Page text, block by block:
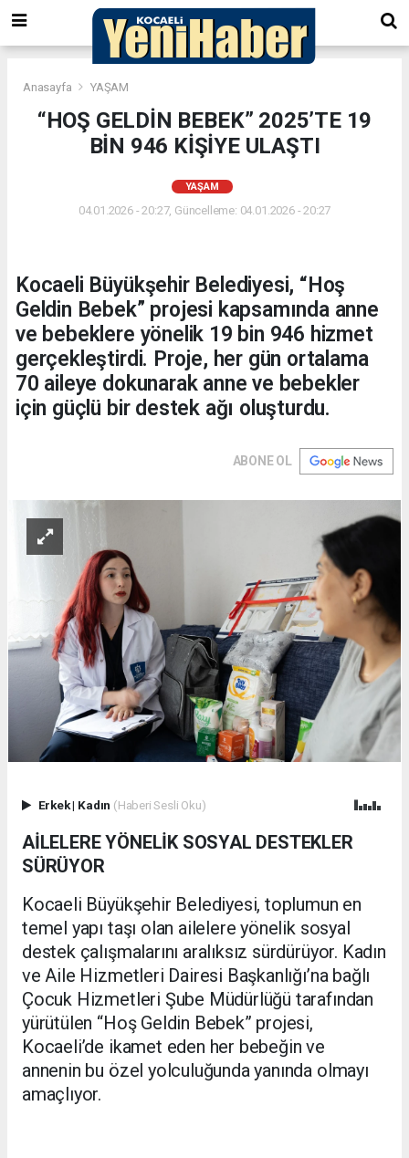
Anasayfa YAŞAM
“HOŞ GELDİN BEBEK” 2025’TE 19
BİN 946 KİŞİYE ULAŞTI
YAŞAM
04.01.2026 - 20:27, Güncelleme: 04.01.2026 - 20:27
Kocaeli Büyükşehir Belediyesi, “Hoş
Geldin Bebek” projesi kapsamında anne
ve bebeklere yönelik 19 bin 946 hizmet
gerçekleştirdi. Proje, her gün ortalama
70 aileye dokunarak anne ve bebekler
için güçlü bir destek ağı oluşturdu.
ABONE OL
Erkek| Kadın (Haberi Sesli Oku)
AİLELERE YÖNELİK SOSYAL DESTEKLER
SÜRÜYOR
Kocaeli Büyükşehir Belediyesi, toplumun en
temel yapı taşı olan ailelere yönelik sosyal
destek çalışmalarını aralıksız sürdürüyor. Kadın
ve Aile Hizmetleri Dairesi Başkanlığı’na bağlı
Çocuk Hizmetleri Şube Müdürlüğü tarafından
yürütülen “Hoş Geldin Bebek” projesi,
Kocaeli’de ikamet eden her bebeğin ve
annenin bu özel yolculuğunda yanında olmayı
amaçlıyor.